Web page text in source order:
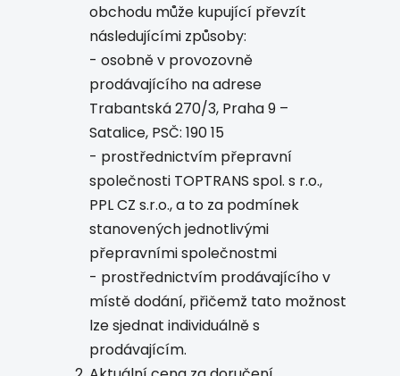
obchodu může kupující převzít
následujícími způsoby:
- osobně v provozovně
prodávajícího na adrese
Trabantská 270/3, Praha 9 –
Satalice, PSČ: 190 15
- prostřednictvím přepravní
společnosti TOPTRANS spol. s r.o.,
PPL CZ s.r.o., a to za podmínek
stanovených jednotlivými
přepravními společnostmi
- prostřednictvím prodávajícího v
místě dodání, přičemž tato možnost
lze sjednat individuálně s
prodávajícím.